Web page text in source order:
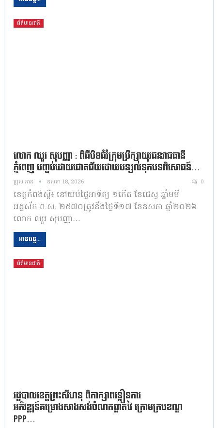
ព័ត៌មានជាតិ
លោក ឈួរ សុបញ្ញា : ពិធីបិទជំរំក្រុមប្រឹក្សាយុវជនរាជធានី
ភ្នំពេញ បញ្ចប់ដោយជោគជ័យដោយបន្សល់ទុកបទពិសោធន៍…
ប្រុស អាន ឧសភា 18, 2026 0
ខេត្តកំពង់ស្ពឺ៖ នៅយប់ថ្ងៃអាទិត្យ ១កើត ខែជេស្ធ ឆ្នាំមមី
អដ្ឋស័ក ព.ស. ២៥៧០ត្រូវនឹងថ្ងៃទី១៧ ខែឧសភា ឆ្នាំ២០២៦
លោក ឈួរ សុបញ្ញា…
អានបន្ត...
ព័ត៌មានជាតិ
​រដ្ឋបាលខេត្តព្រះសីហនុ ពិភាក្សាពន្លឿនការ
អភិវឌ្ឍន៍គម្រោងសាងសង់ចំណតឆ្លាតវៃ ក្រោមក្របខណ្ឌ
PPP…